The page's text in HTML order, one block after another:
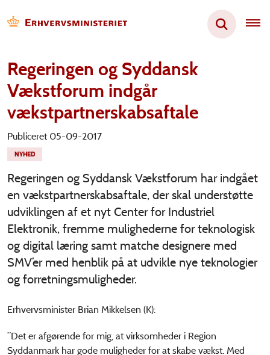
Regeringen og Syddansk
Vækstforum indgår
vækstpartnerskabsaftale
Publiceret 05-09-2017
NYHED
Regeringen og Syddansk Vækstforum har indgået
en vækstpartnerskabsaftale, der skal understøtte
udviklingen af et nyt Center for Industriel
Elektronik, fremme mulighederne for teknologisk
og digital læring samt matche designere med
SMV’er med henblik på at udvikle nye teknologier
og forretningsmuligheder.
Erhvervsminister Brian Mikkelsen (K):
”Det er afgørende for mig, at virksomheder i Region
Syddanmark har gode muligheder for at skabe vækst. Med